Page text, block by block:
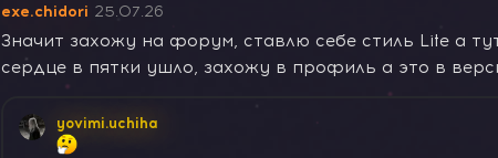
exe.chidori 25.07.26
Значит захожу на форум, ставлю себе стиль Lite а
сердце в пятки ушло, захожу в профиль а это в
yovimi.uchiha